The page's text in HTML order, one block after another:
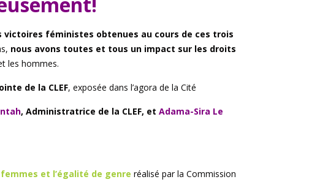
victoires féministes obtenues au cours de ces trois
nous avons toutes et tous un impact sur les droits
les hommes.
de la CLEF, exposée dans l’agora de la Cité
, Administratrice de la CLEF, et Adama-Sira Le
et l’égalité de genre réalisé par la Commission